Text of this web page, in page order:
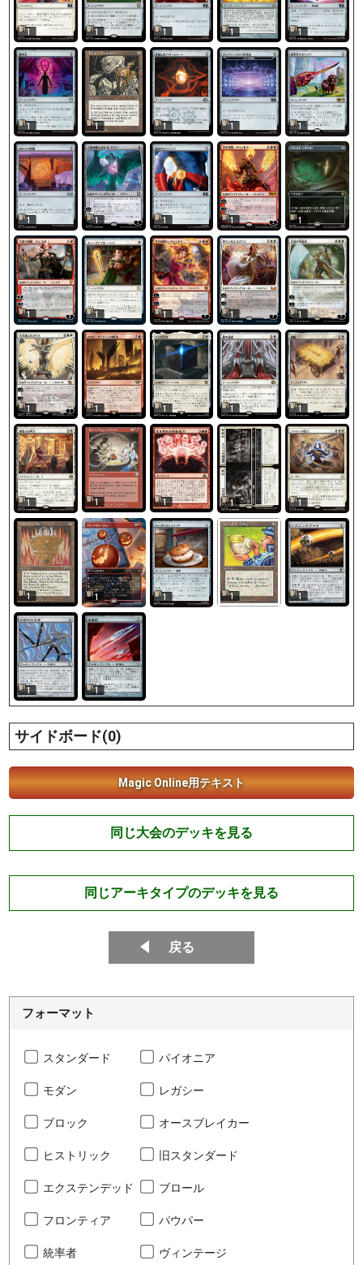
1 1 1 1 1
1 1 1 1 1
1 1 1 1 1
1 1 1 1 1
1 1 1 1 1
1 1 1 1 1
1 1 1 1 1
1 1
サイドボード(0)
Magic Online用テキスト
同じ大会のデッキを見る
同じアーキタイプのデッキを見る
戻る
フォーマット
スタンダード パイオニア
モダン レガシー
ブロック オースブレイカー
ヒストリック 旧スタンダード
エクステンデッド ブロール
フロンティア パウパー
統率者 ヴィンテージ